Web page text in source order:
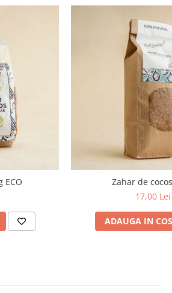
ECO
Zahar de
17,00 Lei
ADAUGA IN COS